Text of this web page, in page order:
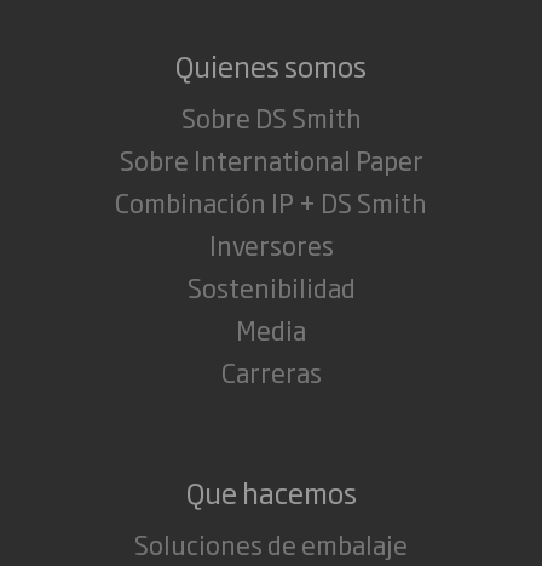
Quienes somos
Sobre DS Smith
Sobre International Paper
Combinación IP + DS Smith
Inversores
Sostenibilidad
Media
Carreras
Que hacemos
Soluciones de embalaje